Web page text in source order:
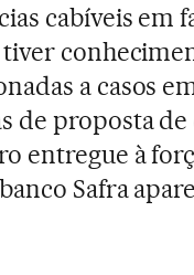
cabíveis em
a casos
de proposta de
entregue à
Safra